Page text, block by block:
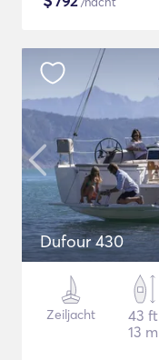
Dufour 430
Zeiljacht
43 ft
13 m